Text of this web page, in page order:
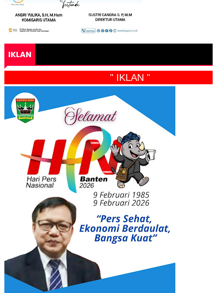
IKLAN
" IKLAN "